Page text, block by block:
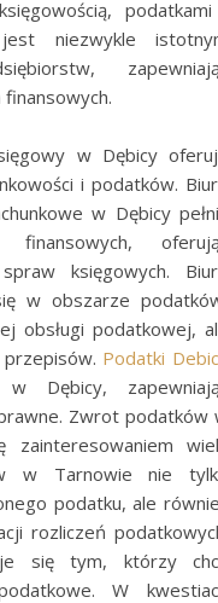
niezwykle
w Dębicy
i podatków.
w Dębicy
finansowych,
księgowych.
w obszarze
obsługi podatkowej,
Podatki
Dębicy,
Zwrot podatków
w Tarnowie nie
podatku, ale
rozliczeń
się tym, którzy
W